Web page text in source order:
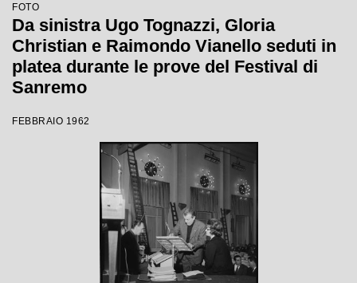
FOTO
Da sinistra Ugo Tognazzi, Gloria
Christian e Raimondo Vianello seduti in
platea durante le prove del Festival di
Sanremo
FEBBRAIO 1962